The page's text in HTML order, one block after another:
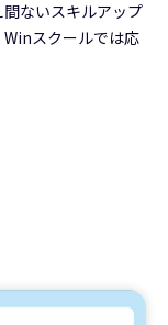
ないスキルアップ
スクールでは応